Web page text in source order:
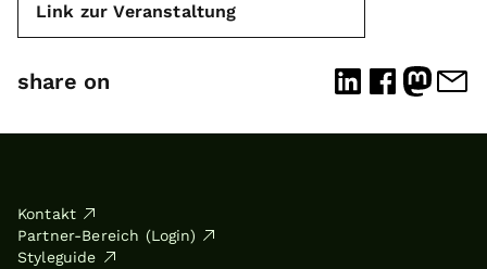
Link zur Veranstaltung
share on
Kontakt
Partner-Bereich (Login)
Styleguide